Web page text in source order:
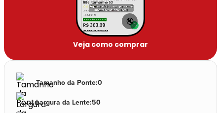
🔇
Veja como comprar
Tamanho da Ponte:0
Largura da Lente:50